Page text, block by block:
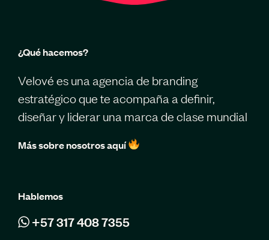
¿Qué hacemos?
Velové es una agencia de branding
estratégico que te acompaña a definir,
diseñar y liderar una marca de clase mundial
Más sobre nosotros aquí
Hablemos
+57 317 408 7355